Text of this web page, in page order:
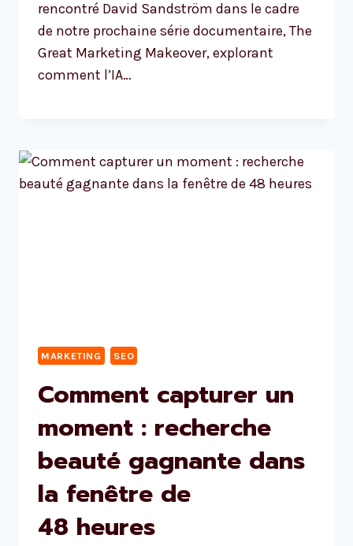
rencontré David Sandström dans le cadre
de notre prochaine série documentaire, The
Great Marketing Makeover, explorant
comment l’IA…
MARKETING SEO
Comment capturer un
moment : recherche
beauté gagnante dans
la fenêtre de
48 heures